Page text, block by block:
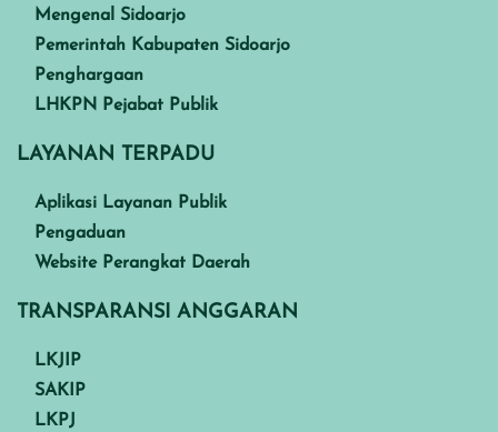
Mengenal Sidoarjo
Pemerintah Kabupaten Sidoarjo
Penghargaan
LHKPN Pejabat Publik
LAYANAN TERPADU
Aplikasi Layanan Publik
Pengaduan
Website Perangkat Daerah
TRANSPARANSI ANGGARAN
LKJIP
SAKIP
LKPJ